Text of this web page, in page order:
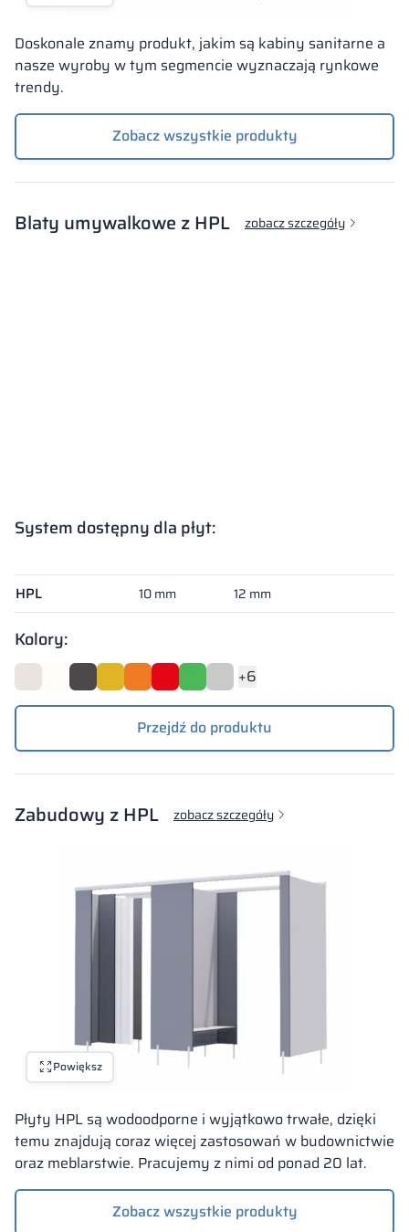
Doskonale znamy produkt, jakim są kabiny sanitarne a
nasze wyroby w tym segmencie wyznaczają rynkowe
trendy.
Zobacz wszystkie produkty
Blaty umywalkowe z HPL zobacz szczegóły
System dostępny dla płyt:
System dostępny dla płyt:
HPL 10 mm 12 mm
Kolory:
+6
Przejdź do produktu
Zabudowy z HPL zobacz szczegóły
Powiększ
Płyty HPL są wodoodporne i wyjątkowo trwałe, dzięki
temu znajdują coraz więcej zastosowań w budownictwie
oraz meblarstwie. Pracujemy z nimi od ponad 20 lat.
Zobacz wszystkie produkty